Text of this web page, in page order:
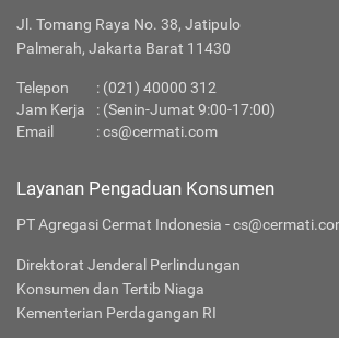
Jl. Tomang Raya No. 38, Jatipulo
Palmerah, Jakarta Barat 11430
Telepon : (021) 40000 312
Jam Kerja
: (Senin-Jumat 9:00-17:00)
Email
:cs@cermati.com
Layanan Pengaduan Konsumen
PT Agregasi Cermat Indonesia -
Direktorat Jenderal Perlindungan
Konsumen dan Tertib Niaga
Kementerian Perdagangan RI